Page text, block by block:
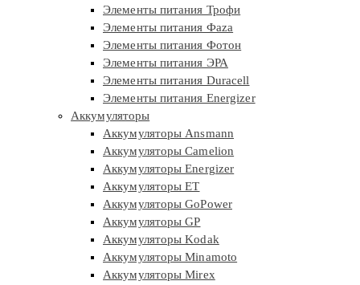
Элементы питания Трофи
Элементы питания Фaza
Элементы питания Фотон
Элементы питания ЭРА
Элементы питания Duracell
Элементы питания Energizer
Аккумуляторы
Аккумуляторы Ansmann
Аккумуляторы Camelion
Аккумуляторы Energizer
Аккумуляторы ET
Аккумуляторы GoPower
Аккумуляторы GP
Аккумуляторы Kodak
Аккумуляторы Minamoto
Аккумуляторы Mirex